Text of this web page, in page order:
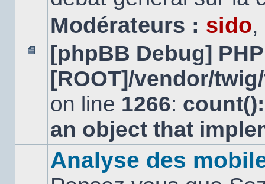
Aucun
message
non
Modérateurs : sido,
[phpBB Debug]
[ROOT]/vendor/
on line 1266:
an object that
Analyse des